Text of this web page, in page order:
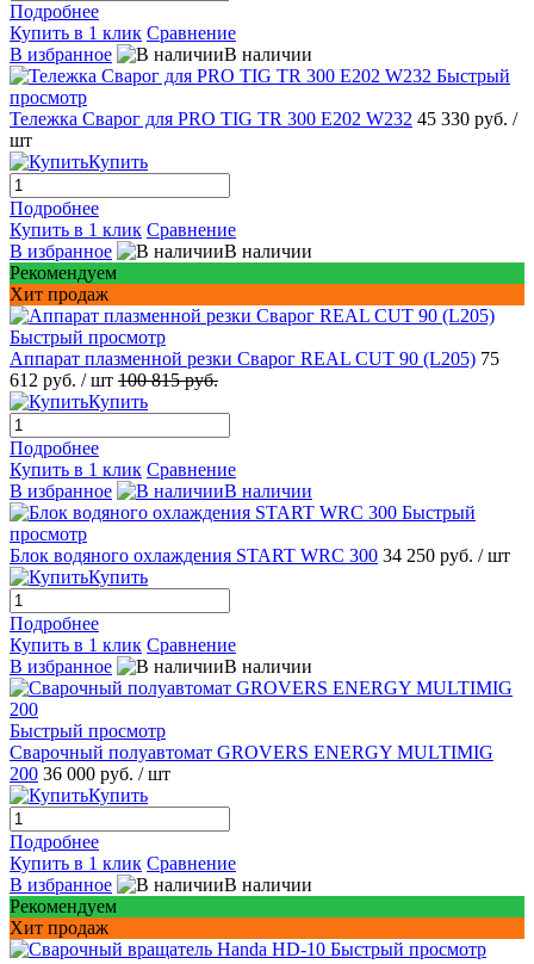
Подробнее
Купить в 1 клик Сравнение
В избранное
В наличии
Быстрый
просмотр
Тележка Сварог для PRO TIG TR 300 E202 W232 45 330 руб. /
шт
Купить
Подробнее
Купить в 1 клик Сравнение
В избранное
В наличии
Рекомендуем
Хит продаж
Быстрый просмотр
Аппарат плазменной резки Сварог REAL CUT 90 (L205) 75
612 руб. / шт 100 815 руб.
Купить
Подробнее
Купить в 1 клик Сравнение
В избранное
В наличии
Быстрый
просмотр
Блок водяного охлаждения START WRC 300 34 250 руб. / шт
Купить
Подробнее
Купить в 1 клик Сравнение
В избранное
В наличии
Быстрый просмотр
Сварочный полуавтомат GROVERS ENERGY MULTIMIG
200 36 000 руб. / шт
Купить
Подробнее
Купить в 1 клик Сравнение
В избранное
В наличии
Рекомендуем
Хит продаж
Быстрый просмотр